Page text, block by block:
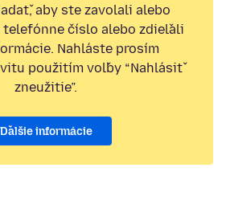
aby ste zavolali alebo
telefónne číslo alebo zdieľali
Nahláste prosím
použitím voľby “Nahlásiť
zneužitie”.
Ďalšie informácie